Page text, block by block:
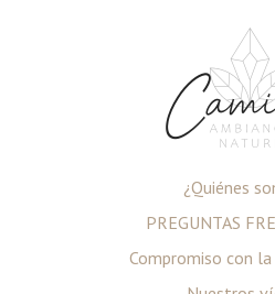
¿Quiénes
PREGUNTAS
Compromiso con